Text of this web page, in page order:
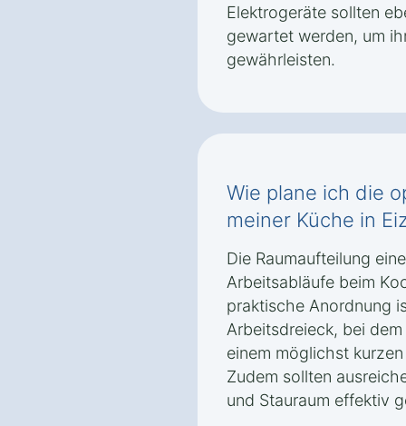
Elektrogeräte sollten
gewartet werden, um
gewährleisten.
Wie plane ich die
meiner Küche in
Die Raumaufteilung
Arbeitsabläufe beim
praktische Anordnung
Arbeitsdreieck, bei
einem möglichst
Zudem sollten
und Stauraum effektiv